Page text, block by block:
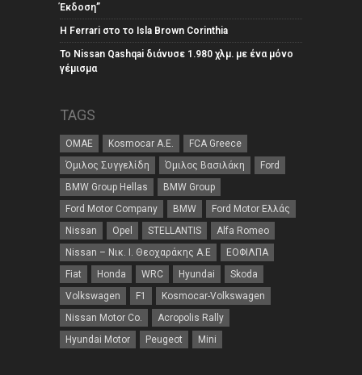
Έκδοση”
Η Ferrari στο το Isla Brown Corinthia
Το Nissan Qashqai διάνυσε 1.980 χλμ. με ένα μόνο
γέμισμα
TAGS
ΟΜΑΕ Kosmocar Α.Ε.
FCA Greece
Όμιλος Συγγελίδη
Όμιλος Βασιλάκη
Ford
BMW Group Hellas
BMW Group
Ford Motor Company
BMW
Ford Motor Ελλάς
Nissan
Opel STELLANTIS
Alfa Romeo
Nissan – Νικ. Ι. Θεοχαράκης Α.Ε
ΕΟΦΙΛΠΑ
Fiat
Honda WRC Hyundai
Skoda
Volkswagen
F1
Kosmocar-Volkswagen
Nissan Motor Co.
Acropolis Rally
Hyundai Motor
Peugeot Mini